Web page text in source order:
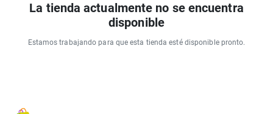
La tienda actualmente no se encuentra
disponible
Estamos trabajando para que esta tienda esté disponible pronto.